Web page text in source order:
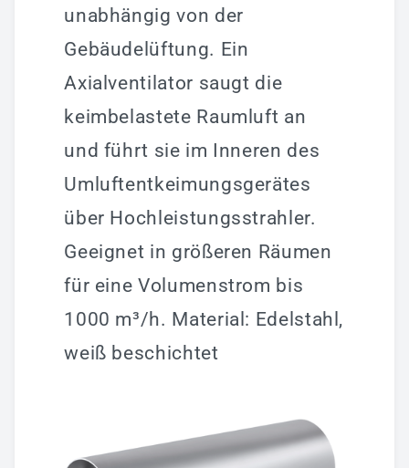
unabhängig von der
Gebäudelüftung. Ein
Axialventilator saugt die
keimbelastete Raumluft an
und führt sie im Inneren des
Umluftentkeimungsgerätes
über Hochleistungsstrahler.
Geeignet in größeren Räumen
für eine Volumenstrom bis
1000 m³/h. Material: Edelstahl,
weiß beschichtet